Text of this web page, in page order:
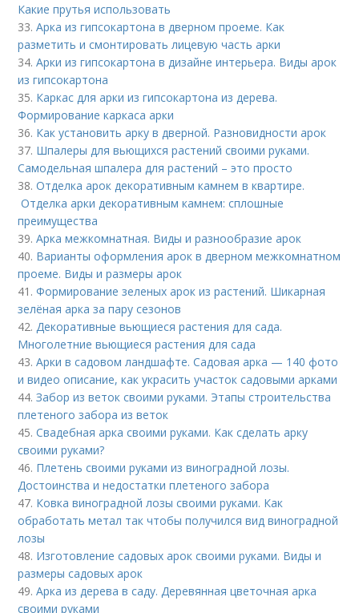
Какие прутья использовать
33.Арка из гипсокартона в дверном проеме. Как
разметить и смонтировать лицевую часть арки
34.Арки из гипсокартона в дизайне интерьера. Виды арок
из гипсокартона
35. Каркас для арки из гипсокартона из дерева.
Формирование каркаса арки
36. Как установить арку в дверной. Разновидности арок
37. Шпалеры для вьющихся растений своими руками.
Самодельная шпалера для растений – это просто
38.Отделка арок декоративным камнем в квартире.
Отделка арки декоративным камнем: сплошные
преимущества
39.Арка межкомнатная. Виды и разнообразие арок
40. Варианты оформления арок в дверном межкомнатном
проеме. Виды и размеры арок
41.Формирование зеленых арок из растений. Шикарная
зелёная арка за пару сезонов
42. Декоративные вьющиеся растения для сада.
Многолетние вьющиеся растения для сада
43.Арки в садовом ландшафте. Садовая арка — 140 фото
и видео описание, как украсить участок садовыми арками
44.Забор из веток своими руками. Этапы строительства
плетеного забора из веток
45.Свадебная арка своими руками. Как сделать арку
своими руками?
46. Плетень своими руками из виноградной лозы.
Достоинства и недостатки плетеного забора
47. Ковка виноградной лозы своими руками. Как
обработать метал так чтобы получился вид виноградной
лозы
48. Изготовление садовых арок своими руками. Виды и
размеры садовых арок
49.Арка из дерева в саду. Деревянная цветочная арка
своими руками